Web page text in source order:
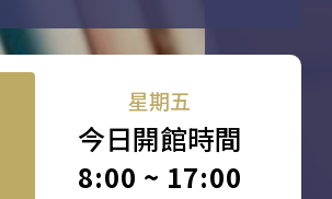
星期五
今日開館時間
8:00 ~ 17:00